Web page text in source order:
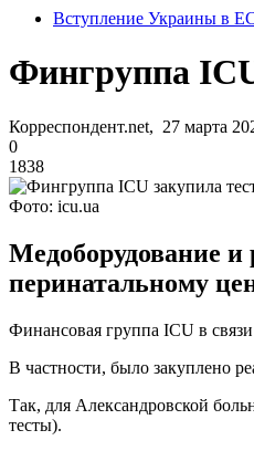
Вступление Украины в
Фингруппа
Корреспондент.net, 27 марта
0
1838
Фото: icu.ua
Медоборудование и
перинатальному
Финансовая группа ICU в
В частности, было закуплено
Так, для Александровской
тесты).